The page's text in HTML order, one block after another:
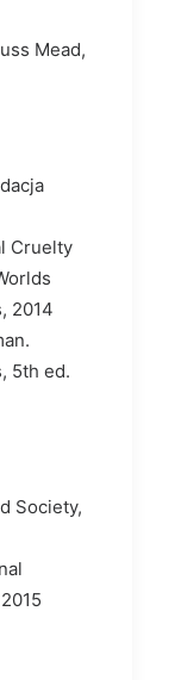
Mead,
Cruelty
2014
5th ed.
Society,